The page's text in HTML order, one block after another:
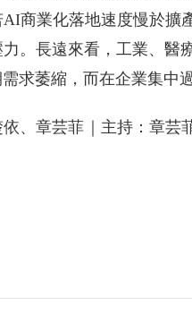
商業化落地速度慢於擴
。長遠來看，工業、醫
求萎縮，而在企業集中
、章芸菲｜主持：章芸